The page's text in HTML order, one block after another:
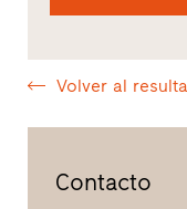
Volver al
Contacto